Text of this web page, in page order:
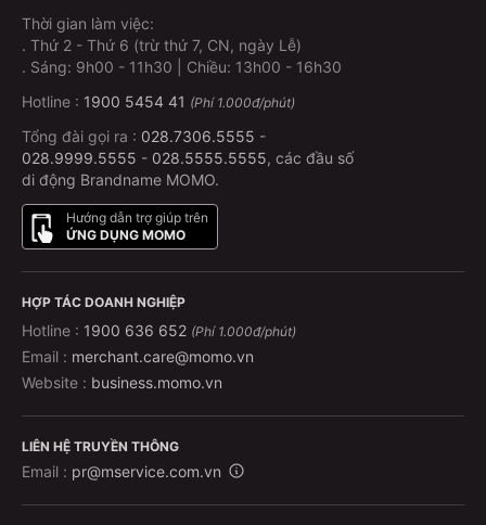
Bước 3: Xác nhận và thanh toán
Kiểm tra lại thông tin
Thanh toán trực tiếp trên app MoMo chỉ trong vài
Không cần xếp hàng – Không lo hết vé – Có vé ngay
trên điện thoại!
Tôi có thể hủy hoặc đổi vé không?
vé khác nhau.
Để đảm bảo quyền lợi của quý khách, chính sách
hoàn/huỷ vé được cập nhật đầy đủ và chi tiết ngay trên
VàoChuyến xe đã chọn
Nhấn vào mục“Thông tin nhà xe”
Thời gian làm việc:
. Thứ 2 - Thứ 6 (trừ thứ 7, CN, ngày Lễ)
. Sáng: 9h00 - 11h30 | Chiều: 13h00 - 16h30
Hotline : 1900 5454 41 (Phí 1.000đ/phút)
Tổng đài gọi ra : 028.7306.5555 -
028.9999.5555 - 028.5555.5555, các đầu số
di động Brandname MOMO.
Hướng dẫn trợ giúp trên
ỨNG DỤNG MOMO
HỢP TÁC DOANH NGHIỆP
Hotline : 1900 636 652 (Phí 1.000đ/phút)
Email : merchant.care@momo.vn
Website : business.momo.vn
LIÊN HỆ TRUYỀN THÔNG
Email : pr@mservice.com.vn